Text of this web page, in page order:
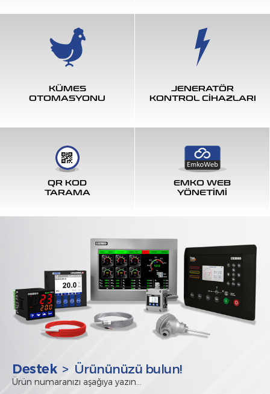
KÜMES
OTOMASYONU
JENERATÖR
KONTROL CİHAZLARI
QR KOD
TARAMA
EMKO WEB
YÖNETİMİ
Destek> Ürününüzü bulun!
Ürün numaranızı aşağıya yazın...